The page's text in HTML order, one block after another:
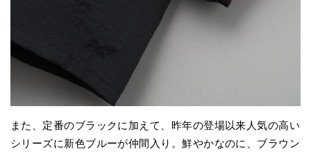
また、定番のブラックに加えて、昨年の登場以来人気の高い
シリーズに新色ブルーが仲間入り。鮮やかなのに、ブラウン